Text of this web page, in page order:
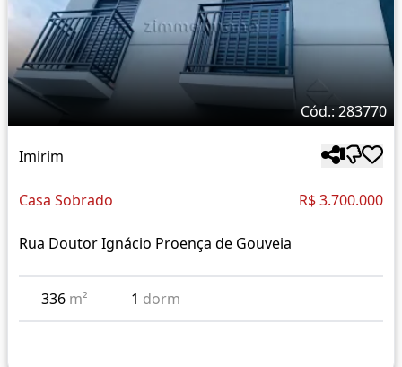
Cód.: 283770
Imirim
Casa Sobrado R$ 3.700.000
Rua Doutor Ignácio Proença de Gouveia
336 m² 1 dorm